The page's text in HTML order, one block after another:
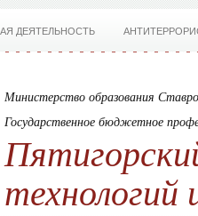
ДЕЯТЕЛЬНОСТЬ
Министерство образования
Государственное бюджетное
технологий